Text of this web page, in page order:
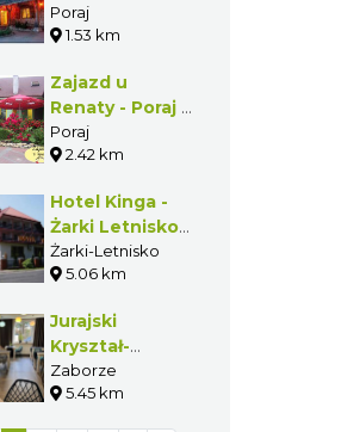
Małgosia - Poraj
- Gmina Poraj
Poraj
1.53 km
Zajazd u
Renaty - Poraj -
Gmina Poraj
Poraj
2.42 km
Hotel Kinga -
Żarki Letnisko -
Gmina Poraj
Żarki-Letnisko
5.06 km
Jurajski
Kryształ-
Restauracja w
Zaborzu
Zaborze
5.45 km